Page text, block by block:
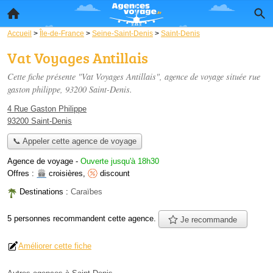
Accueil > Île-de-France > Seine-Saint-Denis > Saint-Denis
Vat Voyages Antillais
Cette fiche présente "Vat Voyages Antillais", agence de voyage située rue
gaston philippe, 93200 Saint-Denis.
4 Rue Gaston Philippe
93200 Saint-Denis
📞 Appeler cette agence de voyage
Agence de voyage - Ouverte jusqu'à 18h30
Offres :
croisières,
discount
Destinations : Caraïbes
5 personnes recommandent cette agence. Je recommande
Améliorer cette fiche